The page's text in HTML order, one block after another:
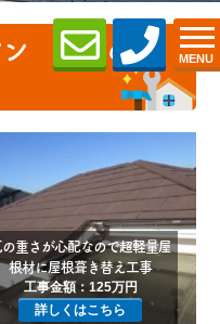
MENU
ン 一閃のリ
の重さが心配なので超軽量屋
根材に屋根葺き替え工事
工事金額：125万円
詳しくはこちら